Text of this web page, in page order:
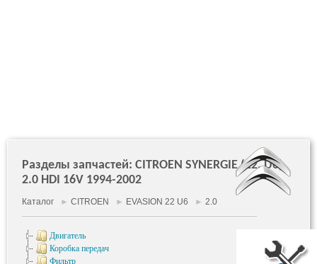
Разделы запчастей: CITROEN SYNERGIE (22, U6)
2.0 HDI 16V 1994-2002
Каталог ► CITROEN ► EVASION 22 U6 ► 2.0
Двигатель
Коробка передач
Фильтр